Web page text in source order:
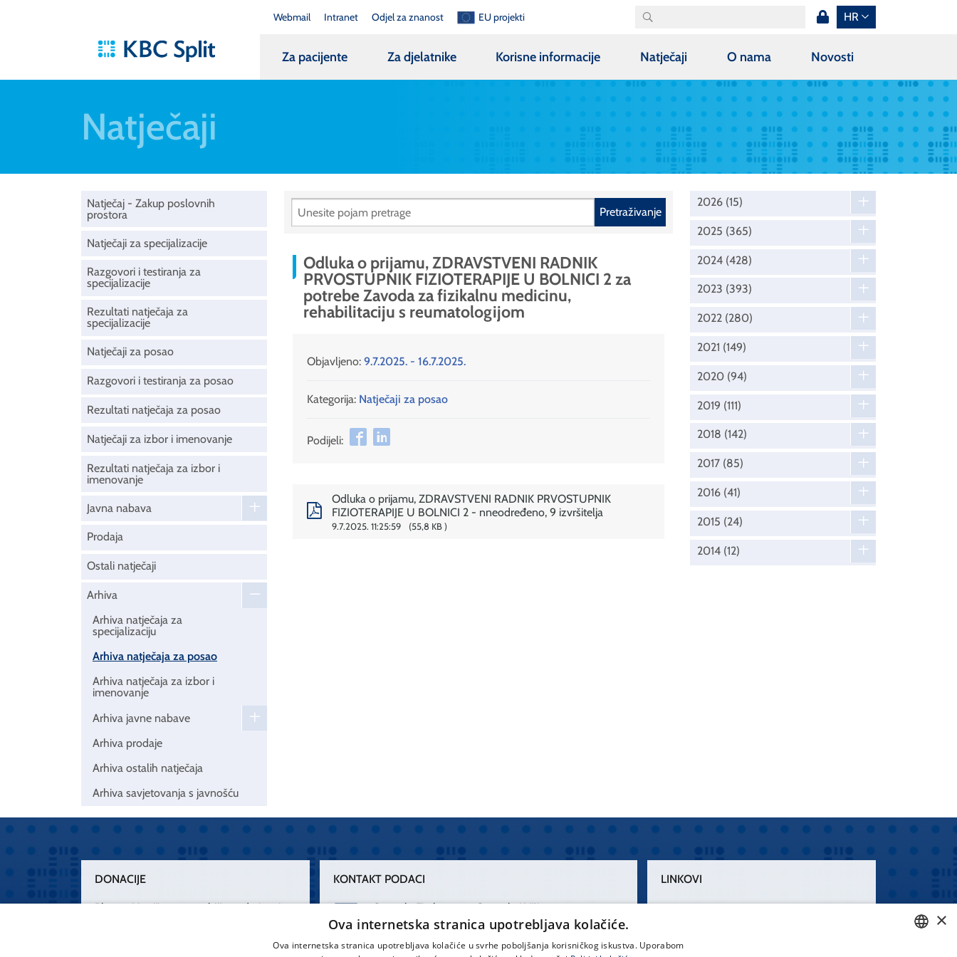
Webmail Intranet Odjel za znanost EU projekti HR
Za pacijente Za djelatnike Korisne informacije Natječaji O nama Novosti
Natječaji
Natječaj - Zakup poslovnih
prostora
Natječaji za specijalizacije
Razgovori i testiranja za
specijalizacije
Rezultati natječaja za
specijalizacije
Natječaji za posao
Razgovori i testiranja za posao
Rezultati natječaja za posao
Natječaji za izbor i imenovanje
Rezultati natječaja za izbor i
imenovanje
Javna nabava
Prodaja
Ostali natječaji
Arhiva
Arhiva natječaja za
specijalizaciju
Arhiva natječaja za posao
Arhiva natječaja za izbor i
imenovanje
Arhiva javne nabave
Arhiva prodaje
Arhiva ostalih natječaja
Arhiva savjetovanja s javnošću
Pretraživanje
Odluka o prijamu, ZDRAVSTVENI RADNIK
PRVOSTUPNIK FIZIOTERAPIJE U BOLNICI 2 za
potrebe Zavoda za fizikalnu medicinu,
rehabilitaciju s reumatologijom
Objavljeno: 9.7.2025. - 16.7.2025.
Kategorija: Natječaji za posao
Podijeli:
Odluka o prijamu, ZDRAVSTVENI RADNIK PRVOSTUPNIK
FIZIOTERAPIJE U BOLNICI 2 - nneodređeno, 9 izvršitelja
9.7.2025. 11:25:59 55,8 KB
2026 (15)
2025 (365)
2024 (428)
2023 (393)
2022 (280)
2021 (149)
2020 (94)
2019 (111)
2018 (142)
2017 (85)
2016 (41)
2015 (24)
2014 (12)
DONACIJE
Plemenitim činom nesebičnog darivanja
„Zarazimo“ se dobrotom, donirajmo od
KONTAKT PODACI
Centrala Firule
021 556 111
Centrala Križine
021 557 111
LINKOVI
×
Ova internetska stranica upotrebljava kolačiće.
Ova internetska stranica upotrebljava kolačiće u svrhe poboljšanja korisničkog iskustva. Uporabom